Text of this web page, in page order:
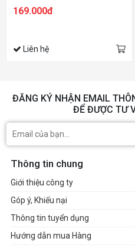
169.000đ
Liên hệ
ĐĂNG KÝ NHẬN EMAIL
ĐỂ ĐƯỢC TƯ
Thông tin chung
Giới thiệu công ty
Góp ý, Khiếu nại
Thông tin tuyển dụng
Hướng dẫn mua Hàng